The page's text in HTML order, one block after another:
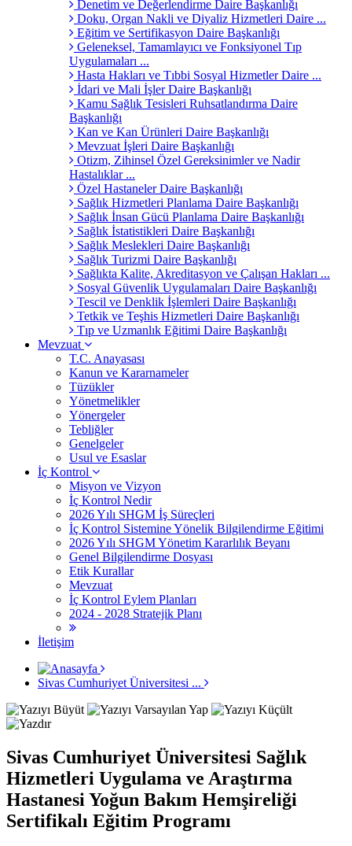
Denetim ve Değerlendirme Daire Başkanlığı
Doku, Organ Nakli ve Diyaliz Hizmetleri Daire ...
Eğitim ve Sertifikasyon Daire Başkanlığı
Geleneksel, Tamamlayıcı ve Fonksiyonel Tıp
Uygulamaları ...
Hasta Hakları ve Tıbbi Sosyal Hizmetler Daire ...
İdari ve Mali İşler Daire Başkanlığı
Kamu Sağlık Tesisleri Ruhsatlandırma Daire
Başkanlığı
Kan ve Kan Ürünleri Daire Başkanlığı
Mevzuat İşleri Daire Başkanlığı
Otizm, Zihinsel Özel Gereksinimler ve Nadir
Hastalıklar ...
Özel Hastaneler Daire Başkanlığı
Sağlık Hizmetleri Planlama Daire Başkanlığı
Sağlık İnsan Gücü Planlama Daire Başkanlığı
Sağlık İstatistikleri Daire Başkanlığı
Sağlık Meslekleri Daire Başkanlığı
Sağlık Turizmi Daire Başkanlığı
Sağlıkta Kalite, Akreditasyon ve Çalışan Hakları ...
Sosyal Güvenlik Uygulamaları Daire Başkanlığı
Tescil ve Denklik İşlemleri Daire Başkanlığı
Tetkik ve Teşhis Hizmetleri Daire Başkanlığı
Tıp ve Uzmanlık Eğitimi Daire Başkanlığı
Mevzuat
T.C. Anayasası
Kanun ve Kararnameler
Tüzükler
Yönetmelikler
Yönergeler
Tebliğler
Genelgeler
Usul ve Esaslar
İç Kontrol
Misyon ve Vizyon
İç Kontrol Nedir
2026 Yılı SHGM İş Süreçleri
İç Kontrol Sistemine Yönelik Bilgilendirme Eğitimi
2026 Yılı SHGM Yönetim Kararlılık Beyanı
Genel Bilgilendirme Dosyası
Etik Kurallar
Mevzuat
İç Kontrol Eylem Planları
2024 - 2028 Stratejik Planı
İletişim
Sivas Cumhuriyet Üniversitesi ...
Sivas Cumhuriyet Üniversitesi Sağlık
Hizmetleri Uygulama ve Araştırma
Hastanesi Yoğun Bakım Hemşireliği
Sertifikalı Eğitim Programı